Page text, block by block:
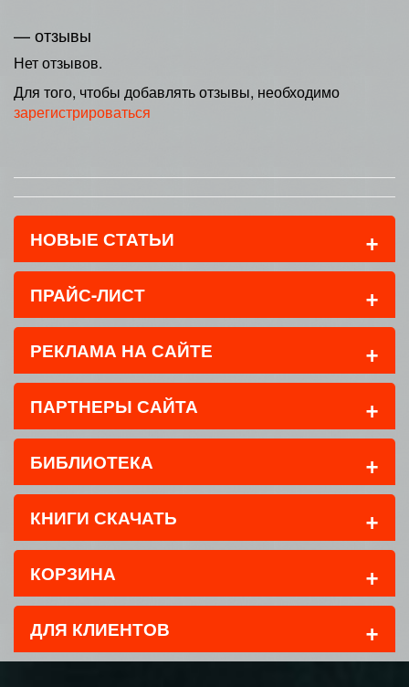
— отзывы
Нет отзывов.
Для того, чтобы добавлять отзывы, необходимо
зарегистрироваться
НОВЫЕ СТАТЬИ +
ПРАЙС-ЛИСТ +
РЕКЛАМА НА САЙТЕ +
ПАРТНЕРЫ САЙТА +
БИБЛИОТЕКА +
КНИГИ СКАЧАТЬ +
КОРЗИНА +
ДЛЯ КЛИЕНТОВ +